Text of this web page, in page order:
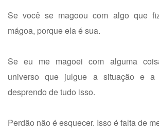
Se você se magoou com algo que
mágoa, porque ela é sua.
Se eu me magoei com alguma
universo que julgue a situação e a
desprendo de tudo isso.
Perdão não é esquecer. Isso é falta de